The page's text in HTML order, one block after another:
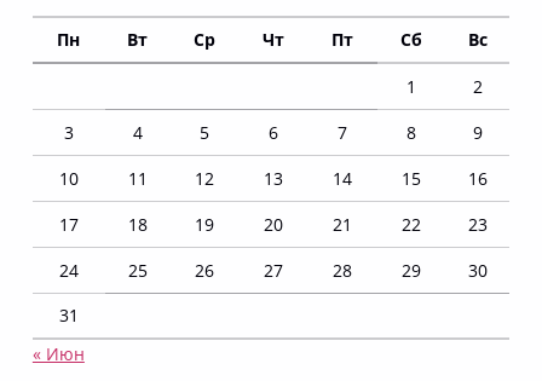
Пн Вт Ср Чт Пт Сб Вс
1
2
3
4 5 6 7 8
9
10
11 12 13 14 15
16
17
18 19 20 21 22
23
24
25 26 27 28 29
30
31
« Июн